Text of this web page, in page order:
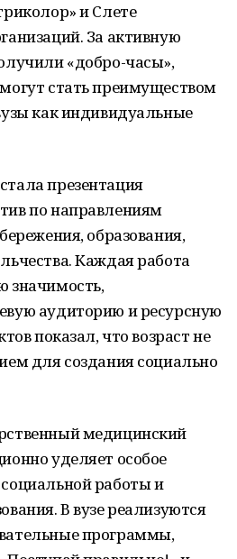
и Слете
За активную
«добро-часы»,
стать преимуществом
как индивидуальные
презентация
по направлениям
образования,
Каждая работа
значимость,
аудиторию и ресурсную
показал, что возраст не
для создания социально
медицинский
уделяет особое
работы и
В вузе реализуются
программы,